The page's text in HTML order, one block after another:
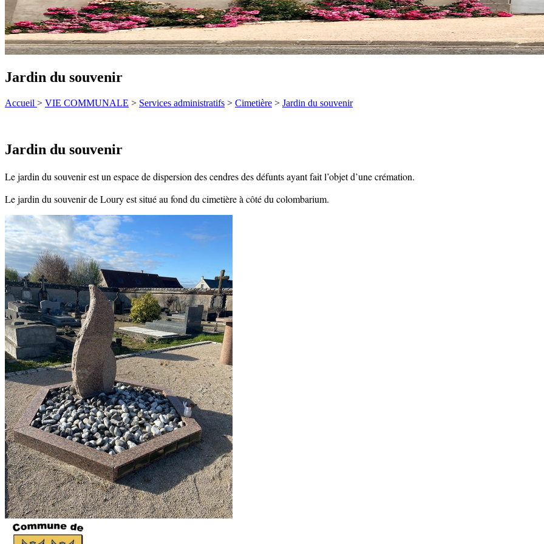
Jardin du souvenir
Accueil > VIE COMMUNALE > Services administratifs > Cimetière > Jardin du souvenir
Jardin du souvenir
Le jardin du souvenir est un espace de dispersion des cendres des défunts ayant fait l’objet d’une crémation.
Le jardin du souvenir de Loury est situé au fond du cimetière à côté du colombarium.